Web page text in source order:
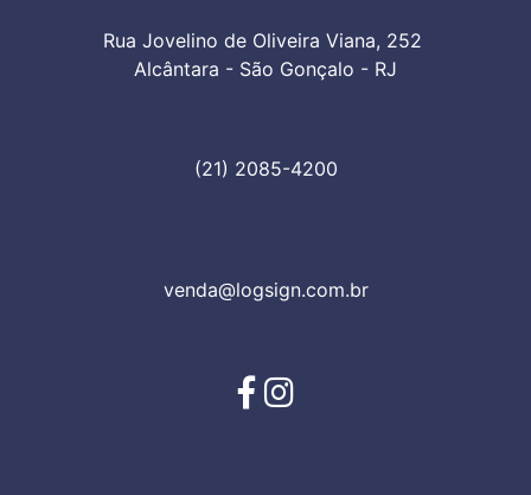
Rua Jovelino de Oliveira Viana, 252
Alcântara - São Gonçalo - RJ
(21) 2085-4200
venda@logsign.com.br